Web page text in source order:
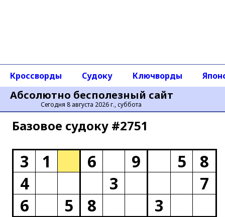
Абсолютно бесполезный сайт
Сегодня 8 августа 2026 г., суббота
Кроссворды Судоку Ключворды
Базовое cудоку #2751
3 1 6 9 5
8
4
3
7
6
5 8
3